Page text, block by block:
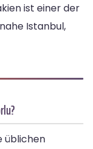
ist einer der
Istanbul,
üblichen